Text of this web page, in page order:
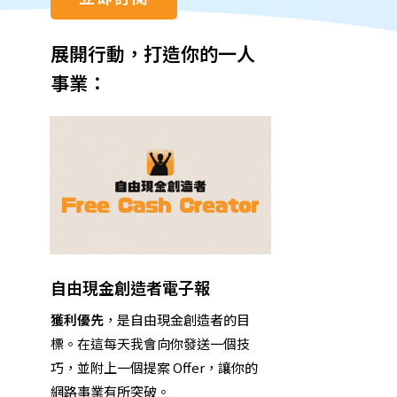
展開行動，打造你的一人
事業：
自由現金創造者電子報
獲利優先 ，是自由現金創造者的目
標。在這每天我會向你發送一個技
巧，並附上一個提案 Offer，讓你的
網路事業有所突破。